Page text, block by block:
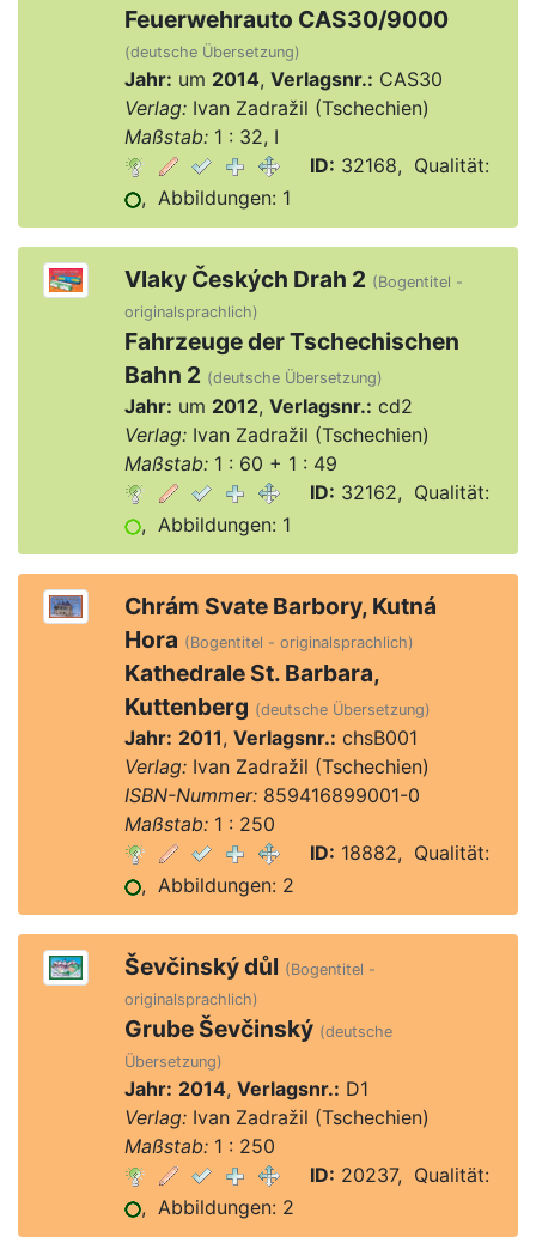
Feuerwehrauto CAS30/9000
(deutsche Übersetzung)
Jahr: um 2014, Verlagsnr.: CAS30
Verlag:Ivan Zadražil (Tschechien)
Maßstab:1 : 32, I
ID: 32168, Qualität:
, Abbildungen: 1
Vlaky Českých Drah 2 (Bogentitel -
originalsprachlich)
Fahrzeuge der Tschechischen
Bahn 2 (deutsche Übersetzung)
Jahr: um 2012, Verlagsnr.: cd2
Verlag:Ivan Zadražil (Tschechien)
Maßstab:1 : 60 + 1 : 49
ID: 32162, Qualität:
, Abbildungen: 1
Chrám Svate Barbory, Kutná
Hora (Bogentitel - originalsprachlich)
Kathedrale St. Barbara,
Kuttenberg (deutsche Übersetzung)
Jahr: 2011, Verlagsnr.: chsB001
Verlag:Ivan Zadražil (Tschechien)
ISBN-Nummer:859416899001-0
Maßstab:1 : 250
ID: 18882, Qualität:
, Abbildungen: 2
Ševčinský důl (Bogentitel -
originalsprachlich)
Grube Ševčinský (deutsche
Übersetzung)
Jahr: 2014, Verlagsnr.: D1
Verlag:Ivan Zadražil (Tschechien)
Maßstab:1 : 250
ID: 20237, Qualität:
, Abbildungen: 2